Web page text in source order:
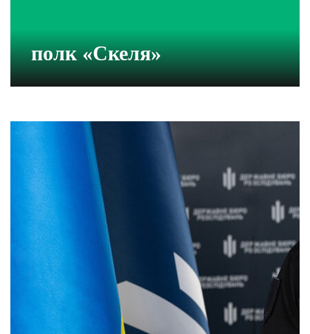
полк «Скеля»